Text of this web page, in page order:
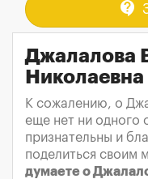
contact_support
Джалалова
К сожалению, о
еще нет ни одного
признательны и
поделиться своим
думаете о